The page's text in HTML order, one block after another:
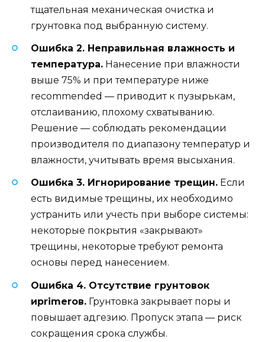
тщательная механическая очистка и
грунтовка под выбранную систему.
Ошибка 2. Неправильная влажность и
температура. Нанесение при влажности
выше 75% и при температуре ниже
recommended — приводит к пузырькам,
отслаиванию, плохому схватыванию.
Решение — соблюдать рекомендации
производителя по диапазону температур и
влажности, учитывать время высыхания.
Ошибка 3. Игнорирование трещин. Если
есть видимые трещины, их необходимо
устранить или учесть при выборе системы:
некоторые покрытия «закрывают»
трещины, некоторые требуют ремонта
основы перед нанесением.
Ошибка 4. Отсутствие грунтовок
иprimerов. Грунтовка закрывает поры и
повышает адгезию. Пропуск этапа — риск
сокращения срока службы.